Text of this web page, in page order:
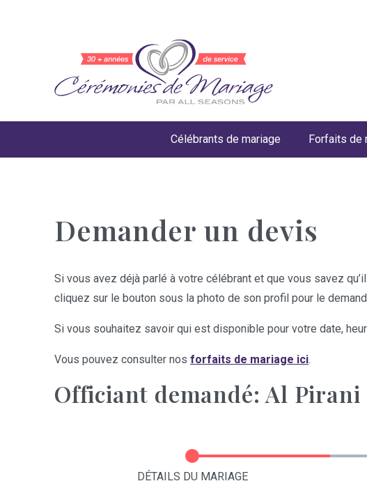
Célébrants de mariage Forfaits de
Demander un devis
Si vous avez déjà parlé à votre célébrant et que vous savez
cliquez sur le bouton sous la photo de son profil pour le
Si vous souhaitez savoir qui est disponible pour votre date,
Vous pouvez consulter nos forfaits de mariage ici.
Officiant demandé: Al Pirani
DÉTAILS DU MARIAGE